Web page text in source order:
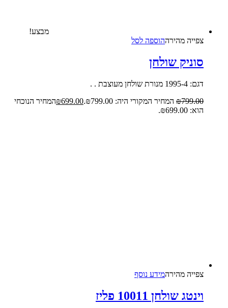
מבצע!
צפייה‬ ‫מהירה‬הוספה לסל
סוניק שולחן
דגם: 1995-4 מנורת שולחן מעוצבת . .
₪799.00 המחיר המקורי היה: ₪799.00. ₪699.00
המחיר הנוכחי
הוא: ₪699.00.
צפייה‬ ‫מהירה‬מידע נוסף
וינטג שולחן 10011 פליז